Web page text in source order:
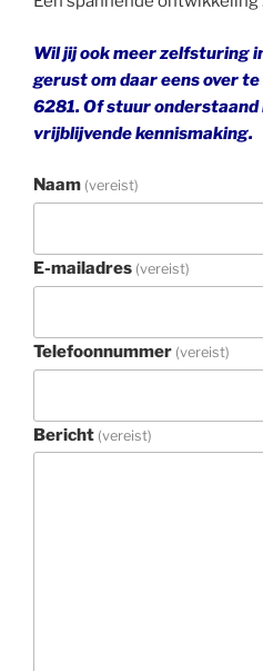
Wil jij ook meer zelfsturing
gerust om daar eens over
6281. Of stuur
vrijblijvende kennismaking.
Naam (vereist)
E-mailadres (vereist)
Telefoonnummer (vereist)
Bericht (vereist)